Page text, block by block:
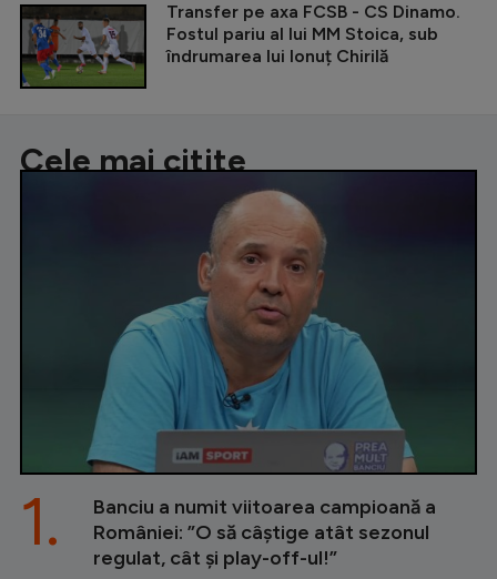
Transfer pe axa FCSB - CS Dinamo.
Fostul pariu al lui MM Stoica, sub
îndrumarea lui Ionuț Chirilă
Cele mai citite
Banciu a numit viitoarea campioană a
României: ”O să câștige atât sezonul
regulat, cât și play-off-ul!”
1.